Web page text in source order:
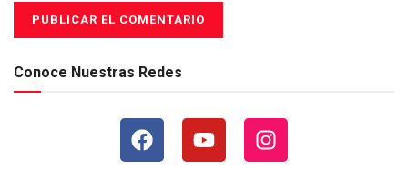
Conoce Nuestras Redes